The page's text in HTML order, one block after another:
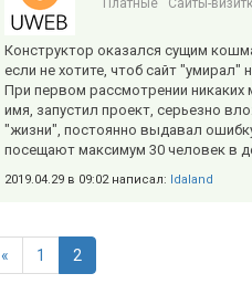
Платные Сайты-
Конструктор оказался сущим
если не хотите, чтоб сайт
При первом рассмотрении никаких
имя, запустил проект, серьезно
"жизни", постоянно выдавал
посещают максимум 30 человек в
2019.04.29 в 09:02 написал: Idaland
« 1 2